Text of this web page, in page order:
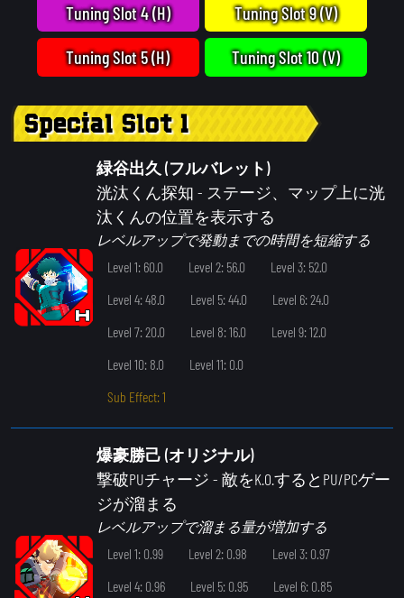
Tuning Slot 4 (H)
Tuning Slot 5 (H)
Tuning Slot 9 (V)
Tuning Slot 10 (V)
Special Slot 1
緑谷出久 (フルバレット)
洸汰くん探知 - ステージ、マップ上に洸
汰くんの位置を表示する
レベルアップで発動までの時間を短縮する
Level 1: 60.0
Level 2: 56.0
Level 3: 52.0
Level 4: 48.0
Level 5: 44.0
Level 6: 24.0
Level 7: 20.0
Level 8: 16.0
Level 9: 12.0
Level 10: 8.0
Level 11: 0.0
Sub Effect: 1
爆豪勝己 (オリジナル)
撃破PUチャージ - 敵をK.O.するとPU/PCゲー
ジが溜まる
レベルアップで溜まる量が増加する
Level 1: 0.99
Level 2: 0.98
Level 3: 0.97
Level 4: 0.96
Level 5: 0.95
Level 6: 0.85